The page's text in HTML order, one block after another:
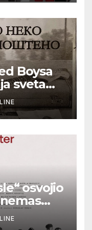
filma Palić
Boysa
sveta
osvojio